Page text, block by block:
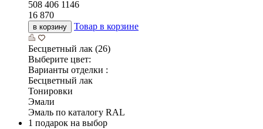
508 406 1146
16 870
в корзину Товар в корзине
Бесцветный лак (26)
Выберите цвет:
Варианты отделки :
Бесцветный лак
Тонировки
Эмали
Эмаль по каталогу RAL
1 подарок на выбор